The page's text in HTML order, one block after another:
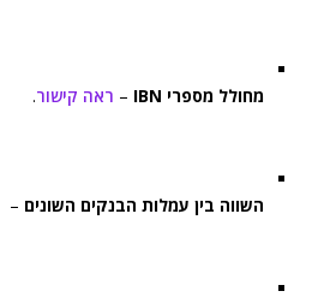
מחולל מספרי IBN – ראה קישור.
השווה בין עמלות הבנקים השונים –